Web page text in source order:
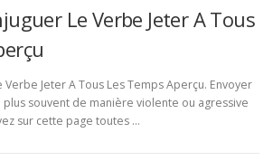
Le Verbe Jeter A Tous
Jeter A Tous Les Temps Aperçu. Envoyer
plus souvent de manière violente ou agressive
sur cette page toutes …